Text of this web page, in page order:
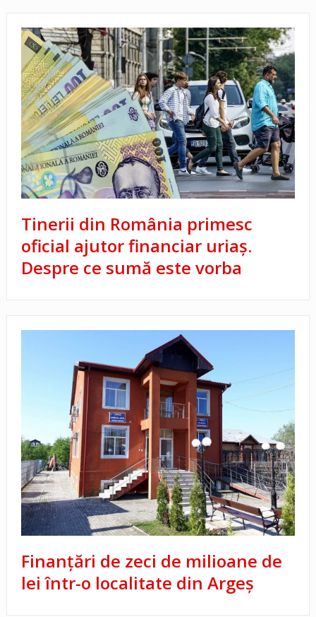
Tinerii din România primesc
oficial ajutor financiar uriaș.
Despre ce sumă este vorba
Finanțări de zeci de milioane de
lei într-o localitate din Argeș